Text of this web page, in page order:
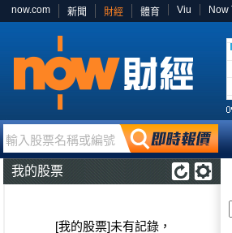
now.com 新聞 財經 體育 Viu Now
輸入股票名稱或編號
我的股票
[我的股票]未有記錄，